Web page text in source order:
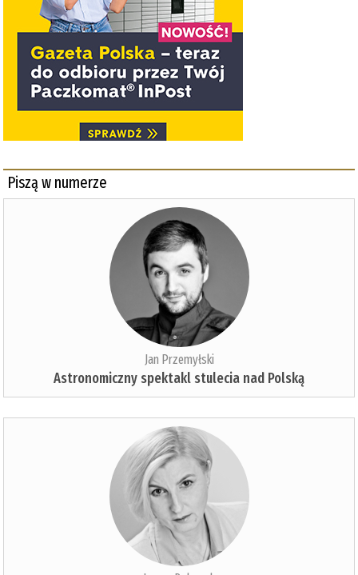
Piszą w numerze
Jan Przemyłski
Astronomiczny spektakl stulecia nad Polską